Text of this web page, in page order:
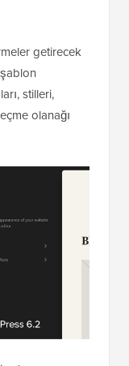
getirecek
stilleri,
olanağı